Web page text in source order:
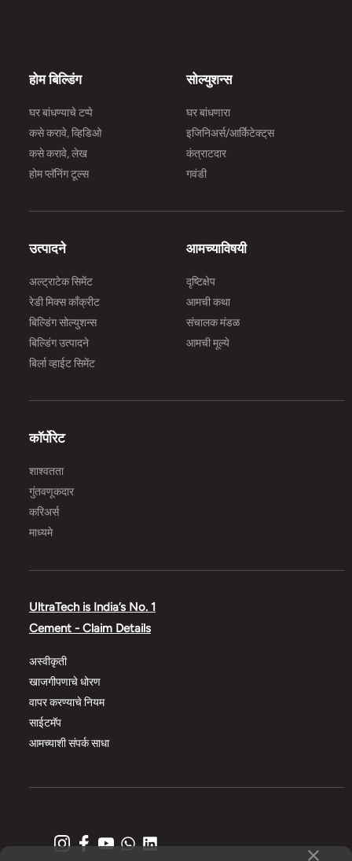
होम बिल्डिंग
घर बांधण्याचे टप्पे
कसे करावे, व्हिडिओ
कसे करावे, लेख
होम प्लॅनिंग टूल्स
सोल्युशन्स
घर बांधणारा
इजिनिअर्स/आर्किेटेक्ट्‌स
कंत्राटदार
गवंडी
उत्पादने
अल्ट्राटेक सिमेंट
रेडी मिक्स काँक्रीट
बिल्डिंग सोल्युशन्स
बिल्डिंग उत्पादने
बिर्ला व्हाईट सिमेंट
आमच्याविषयी
दृष्टिक्षेप
आमची कथा
संचालक मंडळ
आमची मूल्ये
कॉर्पोरेट
शाश्वतता
गुंतवणूकदार
करिअर्स
माध्यमे
UltraTech is India’s No. 1
Cement - Claim Details
अस्वीकृती
खाजगीपणाचे धोरण
वापर करण्याचे नियम
साईटमॅप
आमच्याशी संपर्क साधा